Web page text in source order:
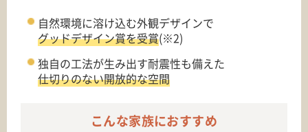
自然環境に溶け込む外観デザインで
グッドデザイン賞を受賞(※2)
独自の工法が生み出す耐震性も備えた
仕切りのない開放的な空間
こんな家族におすすめ